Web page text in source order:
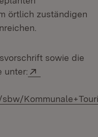
örtlich zuständigen
sowie die
unter: